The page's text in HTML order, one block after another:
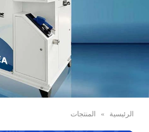
الرئيسية » المنتجات